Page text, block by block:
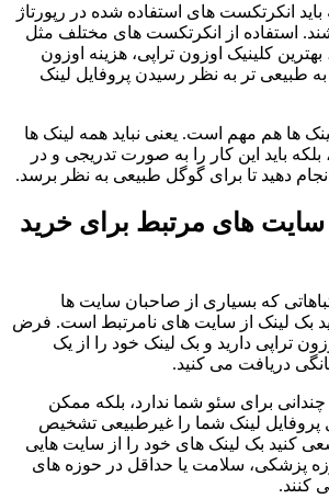
انکرتکست های استفاده شده در رپورتاژ
استفاده از انکرتکست های مختلف مثل
بهترین کلینیک اوزون تراپی، هزینه اوزون
به طبیعی تر به نظر رسیدن پروفایل لینک
ها هم مهم است. یعنی نباید همه لینک ها
باید این کار را به صورت تدریجی و در
دهید تا برای گوگل طبیعی به نظر برسد.
سایت های مرتبط برای خرید
که بسیاری از صاحبان سایت ها
بک لینک از سایت های نامرتبط است. فرض
تراپی دارید و بک لینک خود را از یک
دریافت می کنید.
چندانی برای سئو شما ندارد، بلکه ممکن
لینک شما را غیرطبیعی تشخیص
کنید بک لینک های خود را از سایت هایی
پزشکی، سلامت یا حداقل در حوزه های
کنند.